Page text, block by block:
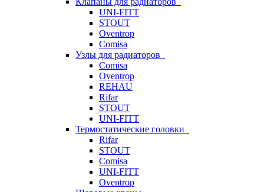
UNI-FITT
STOUT
Oventrop
Comisa
Узлы для радиаторов
Comisa
Oventrop
REHAU
Rifar
STOUT
UNI-FITT
Термостатические головки
Rifar
STOUT
Comisa
UNI-FITT
Oventrop